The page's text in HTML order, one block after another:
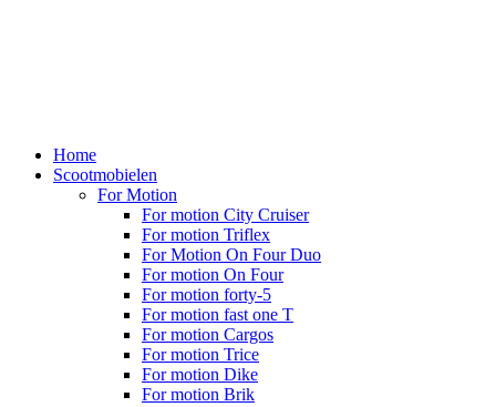
Home
Scootmobielen
For Motion
For motion City Cruiser
For motion Triflex
For Motion On Four Duo
For motion On Four
For motion forty-5
For motion fast one T
For motion Cargos
For motion Trice
For motion Dike
For motion Brik